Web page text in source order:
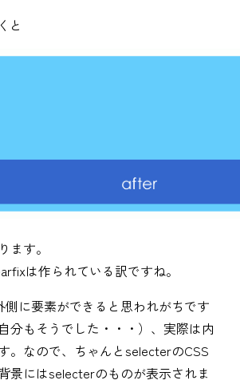
と
ます。
は作られている訳ですね。
側に要素ができると思われがちです
分もそうでした・・・）、実際は内
。なので、ちゃんとselecterのCSS
景にはselecterのものが表示されま